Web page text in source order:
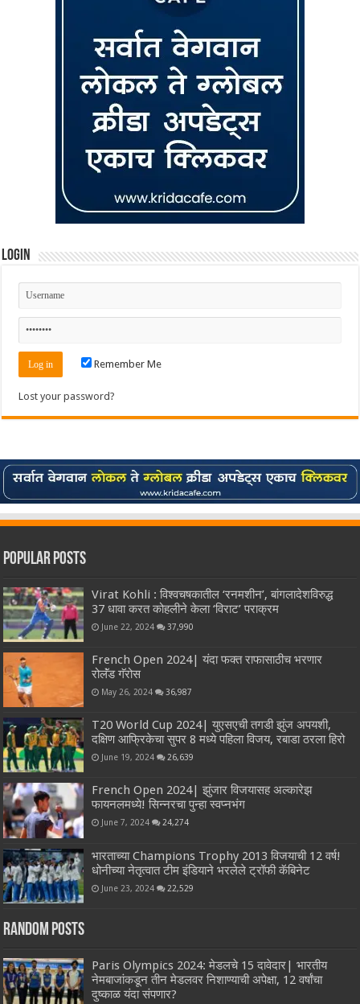
Login
Remember Me
Lost your password?
Popular Posts
Virat Kohli : विश्वचषकातील ‘रनमशीन’, बांगलादेशविरुद्ध
37 धावा करत कोहलीने केला ‘विराट’ पराक्रम
June 22, 2024 37,990
French Open 2024| यंदा फक्त राफासाठीच भरणार
रोलॅंड गॅरोस
May 26, 2024 36,987
T20 World Cup 2024| युएसएची तगडी झुंज अपयशी,
दक्षिण आफ्रिकेचा सुपर 8 मध्ये पहिला विजय, रबाडा ठरला हिरो
June 19, 2024 26,639
French Open 2024| झुंजार विजयासह अल्कारेझ
फायनलमध्ये! सिन्नरचा पुन्हा स्वप्नभंग
June 7, 2024 24,274
भारताच्या Champions Trophy 2013 विजयाची 12 वर्ष!
धोनीच्या नेतृत्वात टीम इंडियाने भरलेले ट्रॉफी कॅबिनेट
June 23, 2024 22,529
Random Posts
Paris Olympics 2024: मेडलचे 15 दावेदार| भारतीय
नेमबाजांकडून तीन मेडलवर निशाण्याची अपेक्षा, 12 वर्षांचा
दुष्काळ यंदा संपणार?